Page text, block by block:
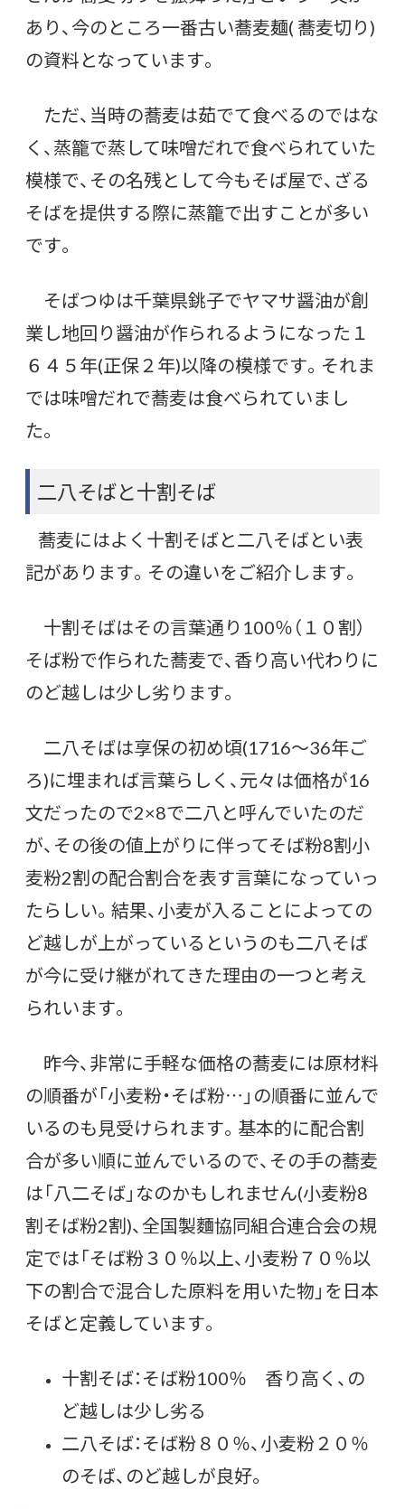
あり、今のところ一番古い蕎麦麺( 蕎麦切り)
の資料となっています。
ただ、当時の蕎麦は茹でて食べるのではな
く、蒸籠で蒸して味噌だれで食べられていた
模様で、その名残として今もそば屋で、ざる
そばを提供する際に蒸籠で出すことが多い
です。
そばつゆは千葉県銚子でヤマサ醤油が創
業し地回り醤油が作られるようになった１
６４５年(正保２年)以降の模様です。それま
では味噌だれで蕎麦は食べられていまし
た。
二八そばと十割そば
蕎麦にはよく十割そばと二八そばとい表
記があります。その違いをご紹介します。
十割そばはその言葉通り100％（１０割）
そば粉で作られた蕎麦で、香り高い代わりに
のど越しは少し劣ります。
二八そばは享保の初め頃(1716～36年ご
ろ)に埋まれば言葉らしく、元々は価格が16
文だったので2×8で二八と呼んでいたのだ
が、その後の値上がりに伴ってそば粉8割小
麦粉2割の配合割合を表す言葉になっていっ
たらしい。結果、小麦が入ることによっての
ど越しが上がっているというのも二八そば
が今に受け継がれてきた理由の一つと考え
られいます。
昨今、非常に手軽な価格の蕎麦には原材料
の順番が「小麦粉・そば粉…」の順番に並んで
いるのも見受けられます。基本的に配合割
合が多い順に並んでいるので、その手の蕎麦
は「八二そば」なのかもしれません(小麦粉8
割そば粉2割)、全国製麵協同組合連合会の規
定では「そば粉３０％以上、小麦粉７０％以
下の割合で混合した原料を用いた物」を日本
そばと定義しています。
十割そば：そば粉100％ 香り高く、の
ど越しは少し劣る
二八そば：そば粉８０％、小麦粉２０％
のそば、のど越しが良好。